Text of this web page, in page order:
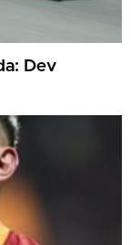
Dev